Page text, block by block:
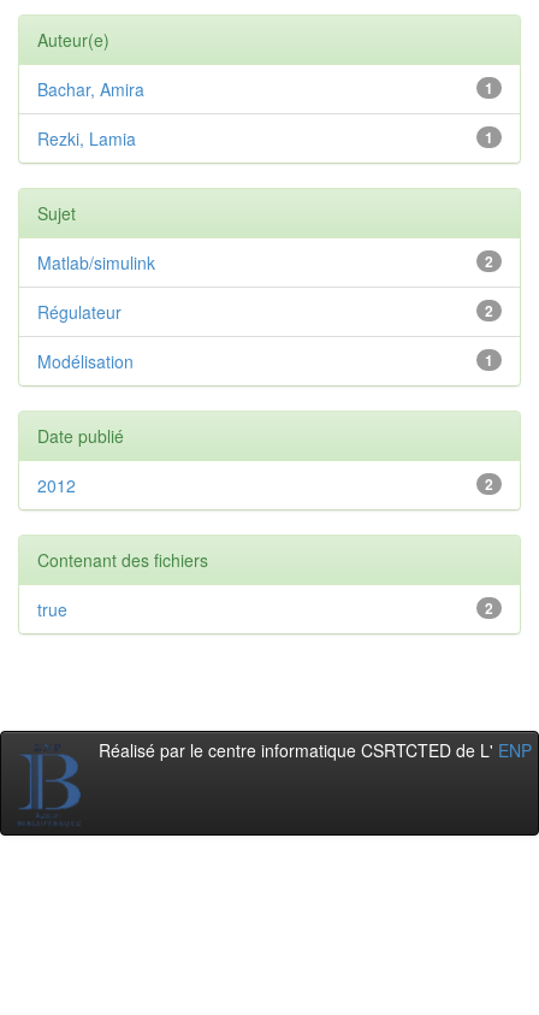
Auteur(e)
1
Bachar, Amira
1
Rezki, Lamia
Sujet
2
Matlab/simulink
2
Régulateur
1
Modélisation
Date publié
2
2012
Contenant des fichiers
2
true
Réalisé par le centre informatique CSRTCTED de L' ENP